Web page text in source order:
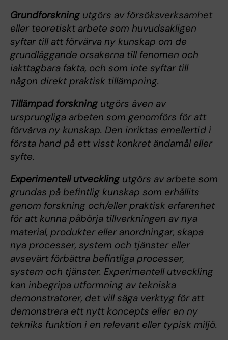
Grundforskning utgörs av försöksverksamhet
eller teoretiskt arbete som huvudsakligen
syftar till att förvärva ny kunskap om de
grundläggande orsakerna till fenomen och
iakttagbara fakta, och som inte syftar till
någon direkt praktisk tillämpning.
Tillämpad forskningutgörs även av
ursprungliga arbeten som genomförs för att
förvärva ny kunskap. Den inriktas emellertid i
första hand på ett visst konkret ändamål eller
syfte.
Experimentell utveckling utgörs av arbete som
grundas på befintlig kunskap som erhållits
genom forskning och/eller praktisk erfarenhet
för att kunna påbörja tillverkningen av nya
material, produkter eller anordningar, skapa
nya processer, system och tjänster eller
avsevärt förbättra befintliga processer,
system och tjänster. Experimentell utveckling
kan inbegripa utformning av tekniska
demonstratorer, det vill säga verktyg för att
demonstrera ett nytt koncepts eller en ny
tekniks funktion i en relevant eller typisk miljö.